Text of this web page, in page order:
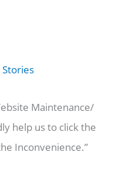
Maintenance/
help us to click the
Inconvenience.”